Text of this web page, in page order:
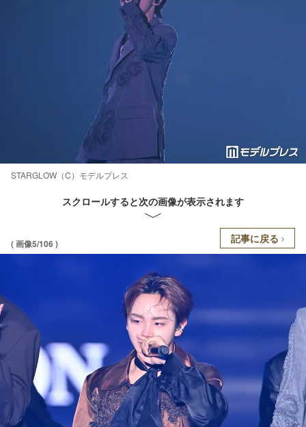
STARGLOW（C）モデルプレス
スクロールすると次の画像が表示されます
( 画像5/106 ) 記事に戻る